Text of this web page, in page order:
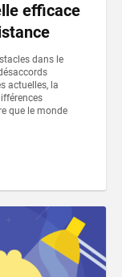
efficace
dans le
actuelles, la
que le monde